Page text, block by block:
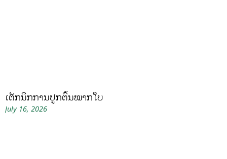
ເຕັກນິກການປູກຕົ້ນໝາກໃບ
July 16, 2026